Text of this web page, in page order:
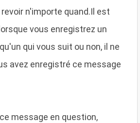
n'importe quand.Il est
vous enregistrez un
qui vous suit ou non, il ne
avez enregistré ce message
message en question,